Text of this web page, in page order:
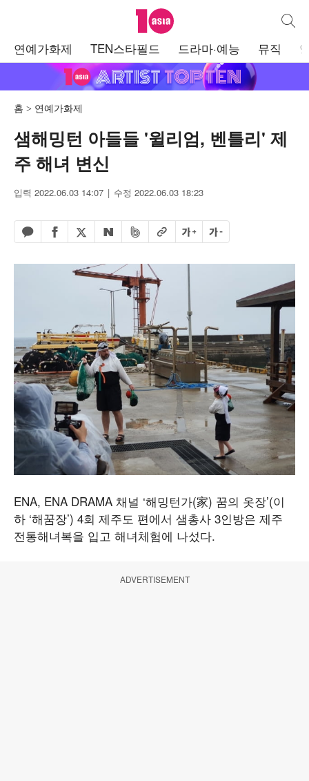
텐아시아 통합
연예가화제 TEN스타필드 드라마·예능 뮤직
홈 연예가화제
샘해밍턴 아들들 '윌리엄, 벤틀리' 제
주 해녀 변신
입력 2022.06.03 14:07 수정 2022.06.03 18:23
카카오톡 공유하기
페이스북 공유하기
엑스 공유하기
네이버 공유하기
밴드 공유하기
URL복사글자 크게글자 작게
ENA, ENA DRAMA 채널 ‘해밍턴가(家) 꿈의 옷장’(이
하 ‘해꿈장’) 4회 제주도 편에서 샘총사 3인방은 제주
전통해녀복을 입고 해녀체험에 나섰다.
ADVERTISEMENT